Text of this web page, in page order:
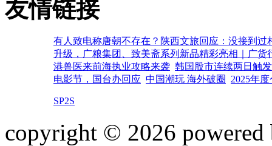
友情链接
有人致电称唐朝不存在？陕西文旅回应：没接到过
升级，广粮集团、致美斋系列新品精彩亮相｜广货
港兽医来前海执业攻略来袭 韩国股市连续两日触
电影节，国台办回应 中国潮玩 海外破圈 2025年
SP2S
copyright © 2026